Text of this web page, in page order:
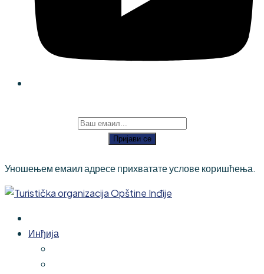
Пријави се
Уношењем емаил адресе прихватате услове коришћења.
Инђија